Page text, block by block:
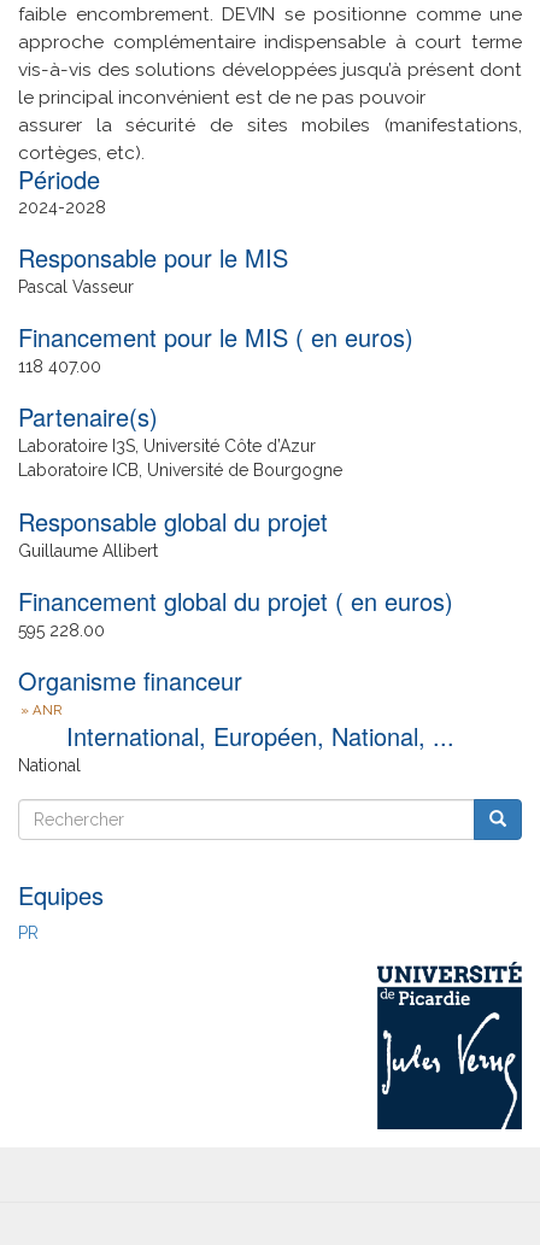
faible encombrement. DEVIN se positionne comme une
approche complémentaire indispensable à court terme
vis-à-vis des solutions développées jusqu’à présent dont
le principal inconvénient est de ne pas pouvoir
assurer la sécurité de sites mobiles (manifestations,
cortèges, etc).
2024
Date
de
fin
2028
Responsable pour le MIS
Pascal Vasseur
Financement pour le MIS ( en euros)
118 407.00
Partenaire(s)
Laboratoire I3S, Université Côte d’Azur
Laboratoire ICB, Université de Bourgogne
Responsable global du projet
Guillaume Allibert
Financement global du projet ( en euros)
595 228.00
Organisme financeur
ANR
International, Européen, National, ...
National
Rechercher
Rechercher
Equipes
PR